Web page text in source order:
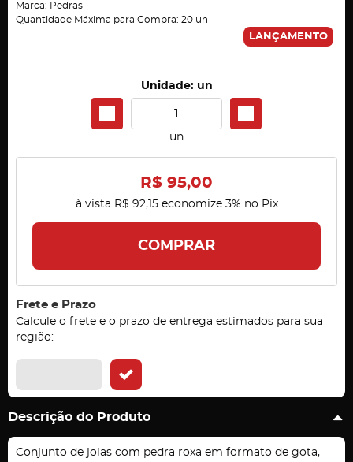
Marca: Pedras
Quantidade Máxima para Compra: 20 un
LANÇAMENTO
Unidade: un
un
R$ 95,00
à vista R$ 92,15economize 3% no Pix
COMPRAR
Frete e Prazo
Calcule o frete e o prazo de entrega estimados para sua
região:
Descrição do Produto
Conjunto de joias com pedra roxa em formato de gota,